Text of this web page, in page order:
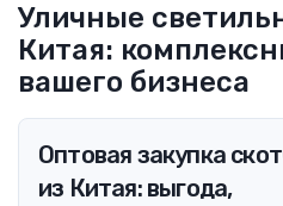
Уличные
Китая:
вашего бизнеса
Оптовая закупка
из Китая: выгода,